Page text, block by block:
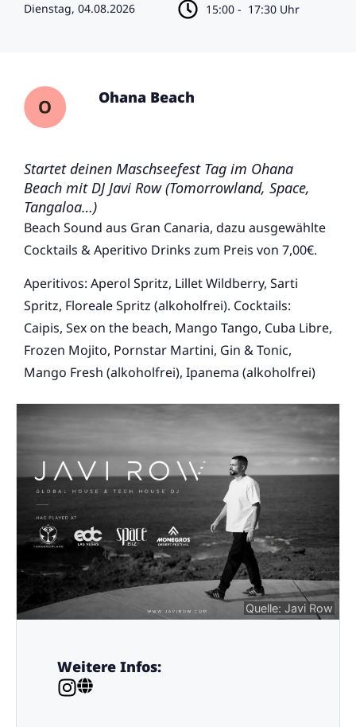
Dienstag, 04.08.2026 15:00 - 17:30 Uhr
Ohana Beach
Startet deinen Maschseefest Tag im Ohana
Beach mit DJ Javi Row (Tomorrowland, Space,
Tangaloa…)
Beach Sound aus Gran Canaria, dazu ausgewählte
Cocktails & Aperitivo Drinks zum Preis von 7,00€.
Aperitivos: Aperol Spritz, Lillet Wildberry, Sarti
Spritz, Floreale Spritz (alkoholfrei). Cocktails:
Caipis, Sex on the beach, Mango Tango, Cuba Libre,
Frozen Mojito, Pornstar Martini, Gin & Tonic,
Mango Fresh (alkoholfrei), Ipanema (alkoholfrei)
Quelle: Javi Row
Weitere Infos: